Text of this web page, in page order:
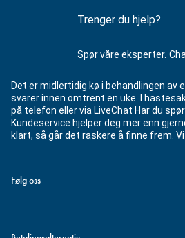
Trenger du hjelp?
Spør våre eksperter.
Det er midlertidig kø i behandlingen av
svarer innen omtrent en uke. I
på telefon eller via LiveChat Har du
Kundeservice hjelper deg mer enn
klart, så går det raskere å finne frem.
Følg oss